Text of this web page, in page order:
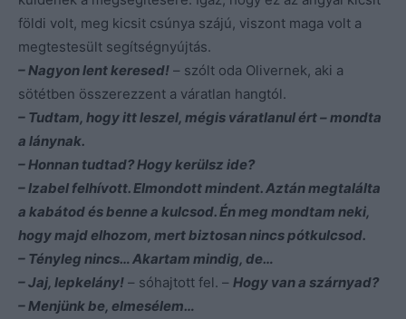
földi volt, meg kicsit csúnya szájú, viszont maga volt a
megtestesült segítségnyújtás.
– Nagyon lent keresed! – szólt oda Olivernek, aki a
sötétben összerezzent a váratlan hangtól.
– Tudtam, hogy itt leszel, mégis váratlanul ért – mondta
a lánynak.
– Honnan tudtad? Hogy kerülsz ide?
– Izabel felhívott. Elmondott mindent. Aztán megtalálta
a kabátod és benne a kulcsod. Én meg mondtam neki,
hogy majd elhozom, mert biztosan nincs pótkulcsod.
– Tényleg nincs… Akartam mindig, de…
– Jaj, lepkelány! – sóhajtott fel. – Hogy van a szárnyad?
– Menjünk be, elmesélem…